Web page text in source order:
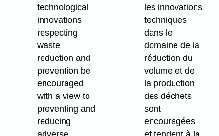
technological
innovations
respecting
waste
reduction and
prevention be
encouraged
with a view to
preventing and
reducing
adverse
les innovations
techniques
dans le
domaine de la
réduction du
volume et de
la production
des déchets
sont
encouragées
et tendent à la